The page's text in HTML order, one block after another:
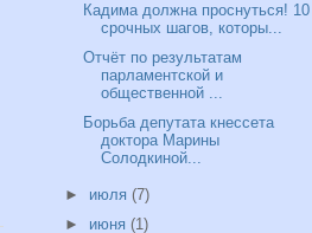
Кадима должна проснуться! 10
срочных шагов, которы...
Отчёт по результатам
парламентской и
общественной ...
Борьба депутата кнессета
доктора Марины
Солодкиной...
► июля (7)
► июня (1)